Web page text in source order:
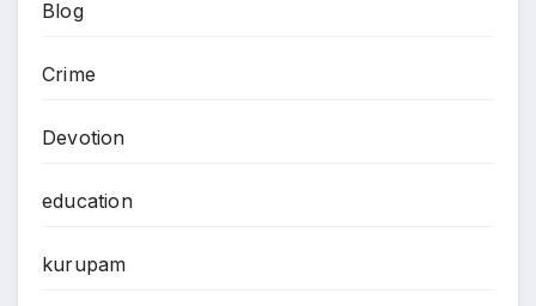
Blog
Crime
Devotion
education
kurupam